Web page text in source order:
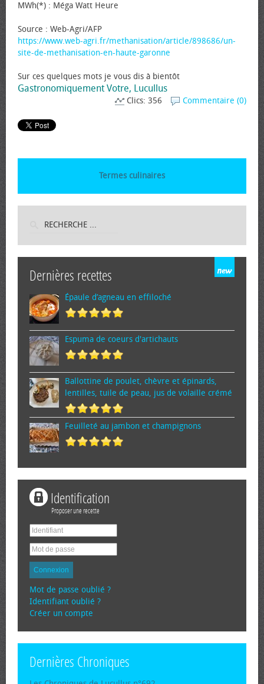
MWh(*) : Méga Watt Heure
Source : Web-Agri/AFP
https://www.web-agri.fr/methanisation/article/898686/un-
site-de-methanisation-en-haute-garonne
Sur ces quelques mots je vous dis à bientôt
Gastronomiquement Votre, Lucullus
Commentaire (0)
Clics: 356
Termes culinaires
Dernières recettes
Épaule d’agneau en effiloché
Espuma de cœurs d'artichauts
Ballottine de poulet, chèvre et épinards,
lentilles, tuile de peau, jus de volaille crémé
Feuilleté au jambon et champignons
Identification
Proposer une recette
Connexion
Mot de passe oublié ?
Identifiant oublié ?
Créer un compte
Dernières Chroniques